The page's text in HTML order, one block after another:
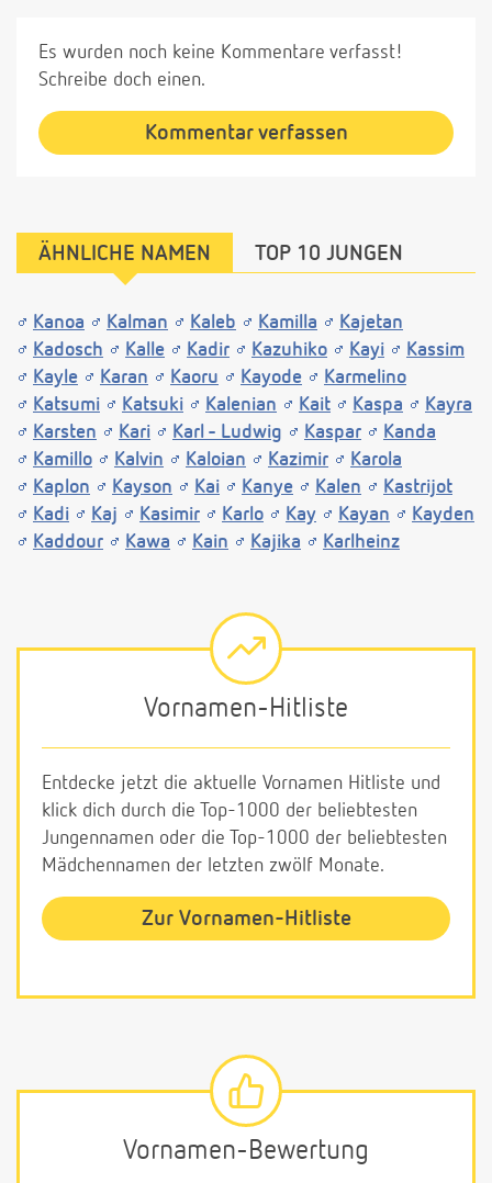
Es wurden noch keine Kommentare verfasst!
Schreibe doch einen.
Kommentar verfassen
ÄHNLICHE NAMEN TOP 10 JUNGEN
Kanoa Kalman Kaleb Kamilla
Kajetan
Kadosch
Kalle Kadir Kazuhiko Kayi
Kassim
Kayle
Karan Kaoru Kayode
Karmelino
Katsumi
Katsuki Kalenian Kait Kaspa
Kayra
Karsten
Kari Karl - Ludwig Kaspar
Kanda
Kamillo
Kalvin Kaloian Kazimir
Karola
Kaplon
Kayson Kai Kanye Kalen
Kastrijot
Kadi
Kaj Kasimir Karlo Kay Kayan
Kayden
Kaddour
Kawa Kain Kajika Karlheinz
Vornamen-Hitliste
Entdecke jetzt die aktuelle Vornamen Hitliste und
klick dich durch die Top-1000 der beliebtesten
Jungennamen oder die Top-1000 der beliebtesten
Mädchennamen der letzten zwölf Monate.
Zur Vornamen-Hitliste
Vornamen-Bewertung